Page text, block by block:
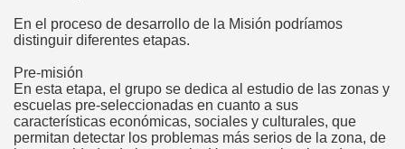
En el proceso de desarrollo de la Misión podríamos
distinguir diferentes etapas.
Pre-misión
En esta etapa, el grupo se dedica al estudio de las zonas y
escuelas pre-seleccionadas en cuanto a sus
características económicas, sociales y culturales, que
permitan detectar los problemas más serios de la zona, de